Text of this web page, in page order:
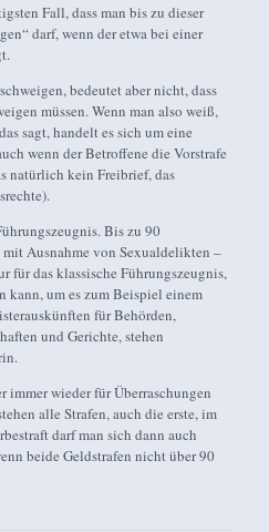
Fall, dass man bis zu dieser
darf, wenn der etwa bei einer
bedeutet aber nicht, dass
müssen. Wenn man also weiß,
sagt, handelt es sich um eine
wenn der Betroffene die Vorstrafe
natürlich kein Freibrief, das
Bis zu 90
mit Ausnahme von Sexualdelikten –
das klassische Führungszeugnis,
kann, um es zum Beispiel einem
für Behörden,
und Gerichte, stehen
immer wieder für Überraschungen
alle Strafen, auch die erste, im
darf man sich dann auch
beide Geldstrafen nicht über 90